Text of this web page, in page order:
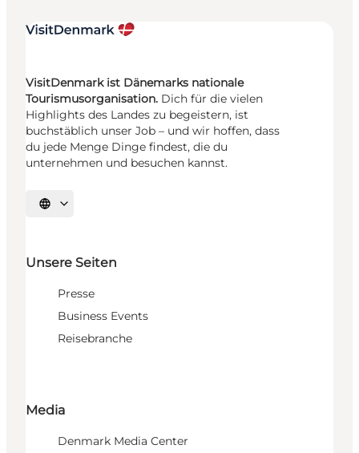
VisitDenmark ist Dänemarks nationale
Tourismusorganisation. Dich für die vielen
Highlights des Landes zu begeistern, ist
buchstäblich unser Job – und wir hoffen, dass
du jede Menge Dinge findest, die du
unternehmen und besuchen kannst.
Sprache auswählen
Unsere Seiten
Presse
Business Events
Reisebranche
Media
Denmark Media Center